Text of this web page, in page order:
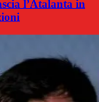
l’Atalanta in